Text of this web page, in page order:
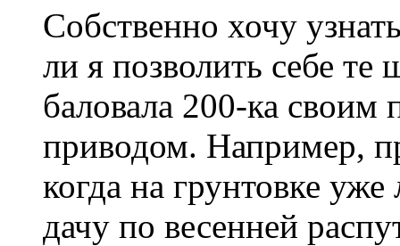
Собственно хочу
ли я позволить себе
баловала 200-ка
приводом. Например,
когда на грунтовке
дачу по весенней